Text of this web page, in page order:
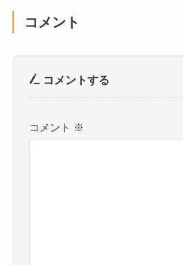
コメント
コメントする
コメント ※